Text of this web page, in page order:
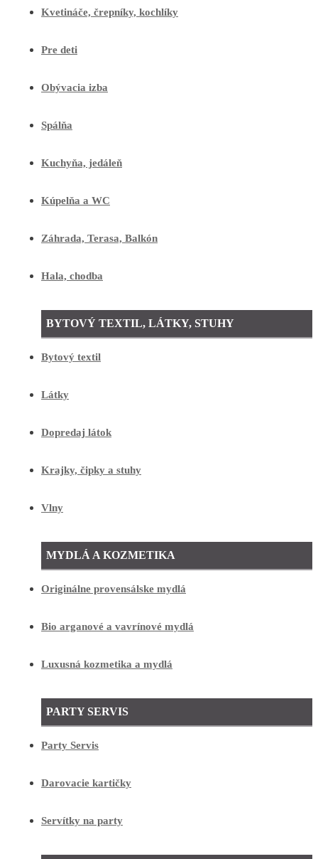
Kvetináče, črepníky, kochlíky
Pre deti
Obývacia izba
Spálňa
Kuchyňa, jedáleň
Kúpelňa a WC
Záhrada, Terasa, Balkón
Hala, chodba
BYTOVÝ TEXTIL, LÁTKY, STUHY
Bytový textil
Látky
Dopredaj látok
Krajky, čipky a stuhy
Vlny
MYDLÁ A KOZMETIKA
Originálne provensálske mydlá
Bio arganové a vavrínové mydlá
Luxusná kozmetika a mydlá
PARTY SERVIS
Party Servis
Darovacie kartičky
Servítky na party